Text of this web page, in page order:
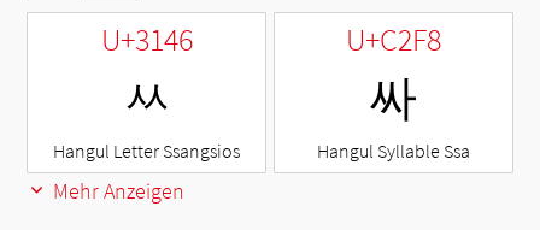
U+3146
ㅆ
Hangul Letter Ssangsios
U+C2F8
싸
Hangul Syllable Ssa
Mehr Anzeigen